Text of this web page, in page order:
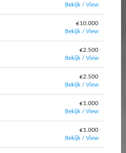
Bekijk / View
€10.000
Bekijk / View
€2.500
Bekijk / View
€2.500
Bekijk / View
€1.000
Bekijk / View
€1.000
Bekijk / View